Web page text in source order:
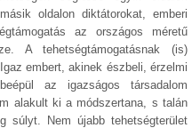
oldalon diktátorokat, emberi
az országos méretű
A tehetségtámogatásnak (is)
embert, akinek észbeli, érzelmi
az igazságos társadalom
alakult ki a módszertana, s talán
súlyt. Nem újabb tehetségterület